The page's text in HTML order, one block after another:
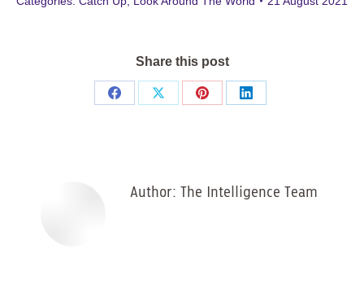
Share this post
Share
Share
Share
Share
Author: The Intelligence Team